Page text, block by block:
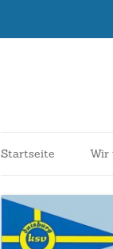
Startseite Wir